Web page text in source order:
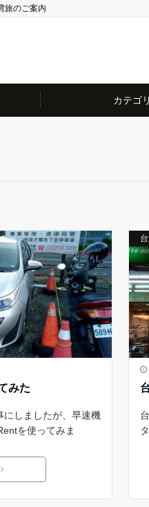
旅のご案内
カテゴ
みた
にしましたが、早速機
を使ってみま